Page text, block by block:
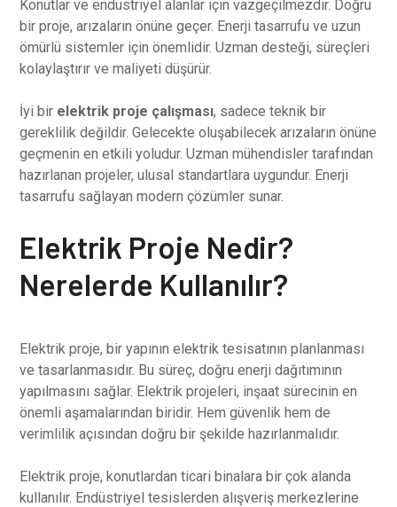
Konutlar ve endüstriyel alanlar için vazgeçilmezdir. Doğru
bir proje, arızaların önüne geçer. Enerji tasarrufu ve uzun
ömürlü sistemler için önemlidir. Uzman desteği, süreçleri
kolaylaştırır ve maliyeti düşürür.
İyi bir elektrik proje çalışması, sadece teknik bir
gereklilik değildir. Gelecekte oluşabilecek arızaların önüne
geçmenin en etkili yoludur. Uzman mühendisler tarafından
hazırlanan projeler, ulusal standartlara uygundur. Enerji
tasarrufu sağlayan modern çözümler sunar.
Elektrik Proje Nedir?
Nerelerde Kullanılır?
Elektrik proje, bir yapının elektrik tesisatının planlanması
ve tasarlanmasıdır. Bu süreç, doğru enerji dağıtımının
yapılmasını sağlar. Elektrik projeleri, inşaat sürecinin en
önemli aşamalarından biridir. Hem güvenlik hem de
verimlilik açısından doğru bir şekilde hazırlanmalıdır.
Elektrik proje, konutlardan ticari binalara bir çok alanda
kullanılır. Endüstriyel tesislerden alışveriş merkezlerine